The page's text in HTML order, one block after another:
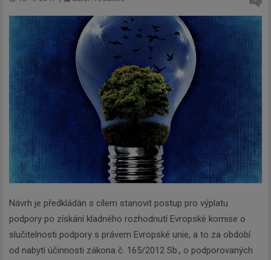
Návrh je předkládán s cílem stanovit postup pro výplatu
podpory po získání kladného rozhodnutí Evropské komise o
slučitelnosti podpory s právem Evropské unie, a to za období
od nabytí účinnosti zákona č. 165/2012 Sb., o podporovaných